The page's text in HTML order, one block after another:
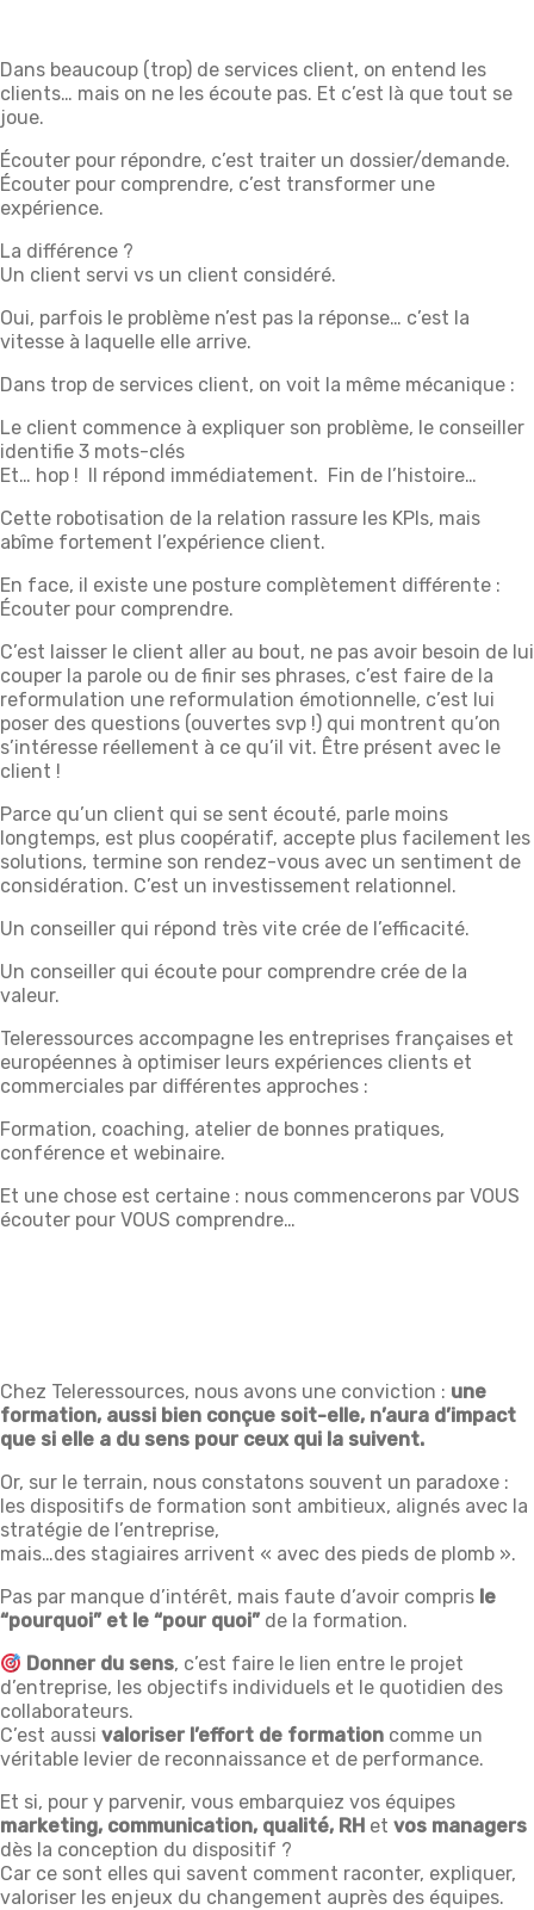
Dans beaucoup (trop) de services client, on entend les
clients… mais on ne les écoute pas. Et c’est là que tout se
joue.
Écouter pour répondre, c’est traiter un dossier/demande.
Écouter pour comprendre, c’est transformer une
expérience.
La différence ?
Un client servi vs un client considéré.
Oui, parfois le problème n’est pas la réponse… c’est la
vitesse à laquelle elle arrive.
Dans trop de services client, on voit la même mécanique :
Le client commence à expliquer son problème, le conseiller
identifie 3 mots-clés
Et… hop ! Il répond immédiatement. Fin de l’histoire…
Cette robotisation de la relation rassure les KPIs, mais
abîme fortement l’expérience client.
En face, il existe une posture complètement différente :
Écouter pour comprendre.
C’est laisser le client aller au bout, ne pas avoir besoin de lui
couper la parole ou de finir ses phrases, c’est faire de la
reformulation une reformulation émotionnelle, c’est lui
poser des questions (ouvertes svp !) qui montrent qu’on
s’intéresse réellement à ce qu’il vit. Être présent avec le
client !
Parce qu’un client qui se sent écouté, parle moins
longtemps, est plus coopératif, accepte plus facilement les
solutions, termine son rendez-vous avec un sentiment de
considération. C’est un investissement relationnel.
Un conseiller qui répond très vite crée de l’efficacité.
Un conseiller qui écoute pour comprendre crée de la
valeur.
Teleressources accompagne les entreprises françaises et
européennes à optimiser leurs expériences clients et
commerciales par différentes approches :
Formation, coaching, atelier de bonnes pratiques,
conférence et webinaire.
Et une chose est certaine : nous commencerons par VOUS
écouter pour VOUS comprendre…
Chez Teleressources, nous avons une conviction : une
formation, aussi bien conçue soit-elle, n’aura d’impact
que si elle a du sens pour ceux qui la suivent.
Or, sur le terrain, nous constatons souvent un paradoxe :
les dispositifs de formation sont ambitieux, alignés avec la
stratégie de l’entreprise,
mais…des stagiaires arrivent « avec des pieds de plomb ».
Pas par manque d’intérêt, mais faute d’avoir compris le
“pourquoi” et le “pour quoi” de la formation.
Donner du sens, c’est faire le lien entre le projet
d’entreprise, les objectifs individuels et le quotidien des
collaborateurs.
C’est aussi valoriser l’effort de formation comme un
véritable levier de reconnaissance et de performance.
Et si, pour y parvenir, vous embarquiez vos équipes
marketing, communication, qualité, RH et vos managers
dès la conception du dispositif ?
Car ce sont elles qui savent comment raconter, expliquer,
valoriser les enjeux du changement auprès des équipes.